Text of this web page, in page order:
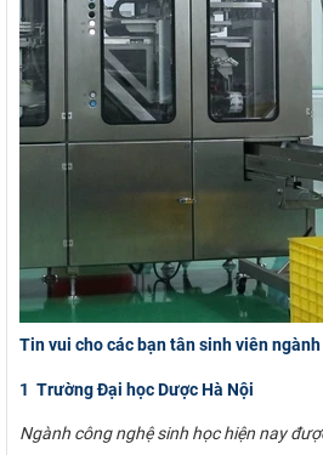
Tin vui cho các bạn tân sinh viên
1 Trường Đại học Dược Hà Nội
Ngành công nghệ sinh học hiện nay